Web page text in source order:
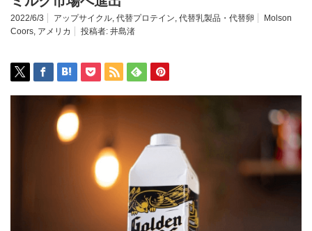
2022/6/3 アップサイクル, 代替プロテイン, 代替乳製品・代替卵
Molson
Coors, アメリカ 投稿者: 井島渚